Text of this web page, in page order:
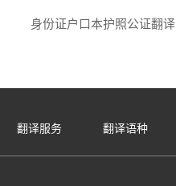
身份证户口本护照公证翻译
翻译服务 翻译语种